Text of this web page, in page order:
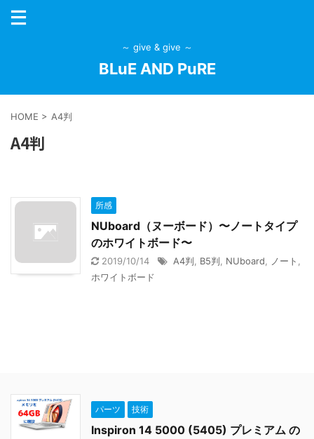
～ give & give ～
BLuE AND PuRE
HOME > A4判
A4判
所感
NUboard（ヌーボード）〜ノートタイプ
のホワイトボード〜
2019/10/14 A4判 B5判 NUboard ノート
ホワイトボード
パーツ 技術
Inspiron 14 5000 (5405) プレミアム の